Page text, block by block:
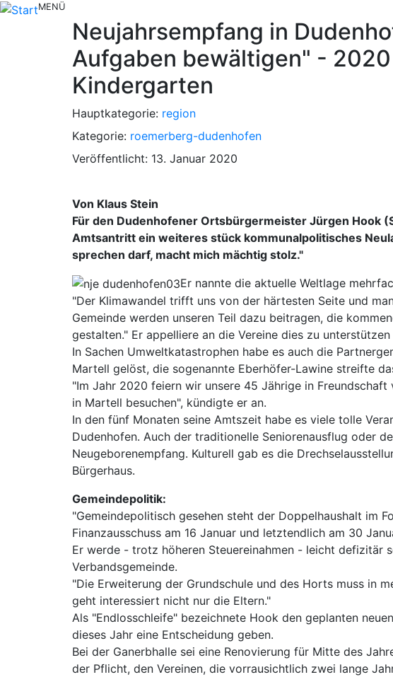
MENÜ
Neujahrsempfang in
Aufgaben bewältigen" -
Kindergarten
Hauptkategorie: region
Kategorie: roemerberg-dudenhofen
Veröffentlicht: 13. Januar 2020
Von Klaus Stein
Für den Dudenhofener Ortsbürgermeister Jürgen Hook
Amtsantritt ein weiteres stück kommunalpolitisches
sprechen darf, macht mich mächtig stolz."
Er nannte die aktuelle Weltlage
"Der Klimawandel trifft uns von der härtesten Seite und
Gemeinde werden unseren Teil dazu beitragen, die
gestalten." Er appelliere an die Vereine dies zu
In Sachen Umweltkatastrophen habe es auch die
Martell gelöst, die sogenannte Eberhöfer-Lawine streifte
"Im Jahr 2020 feiern wir unsere 45 Jährige in
in Martell besuchen", kündigte er an.
In den fünf Monaten seine Amtszeit habe es viele tolle
Dudenhofen. Auch der traditionelle Seniorenausflug oder
Neugeborenempfang. Kulturell gab es die
Bürgerhaus.
Gemeindepolitik:
"Gemeindepolitisch gesehen steht der Doppelhaushalt im
Finanzausschuss am 16 Januar und letztendlich am 30
Er werde - trotz höheren Steuereinahmen - leicht defizitär
Verbandsgemeinde.
"Die Erweiterung der Grundschule und des Horts muss in
geht interessiert nicht nur die Eltern."
Als "Endlosschleife" bezeichnete Hook den geplanten
dieses Jahr eine Entscheidung geben.
Bei der Ganerbhalle sei eine Renovierung für Mitte des
der Pflicht, den Vereinen, die vorrausichtlich zwei lange